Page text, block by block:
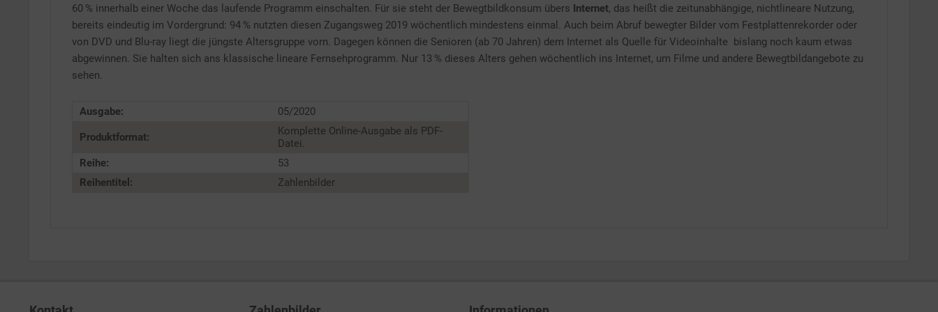
60 % innerhalb einer Woche das laufende Programm einschalten. Für sie steht der Bewegtbildkonsum übers Internet, das heißt die zeitunabhängige, nichtlineare Nutzung,
bereits eindeutig im Vordergrund: 94 % nutzten diesen Zugangsweg 2019 wöchentlich mindestens einmal. Auch beim Abruf bewegter Bilder vom Festplattenrekorder oder
von DVD und Blu-ray liegt die jüngste Altersgruppe vorn. Dagegen können die Senioren (ab 70 Jahren) dem Internet als Quelle für Videoinhalte bislang noch kaum etwas
abgewinnen. Sie halten sich ans klassische lineare Fernsehprogramm. Nur 13 % dieses Alters gehen wöchentlich ins Internet, um Filme und andere Bewegtbildangebote zu
sehen.
Ausgabe: 05/2020
Produktformat:
Komplette Online-Ausgabe als PDF-
Datei.
Reihe:
53
Reihentitel:
Zahlenbilder